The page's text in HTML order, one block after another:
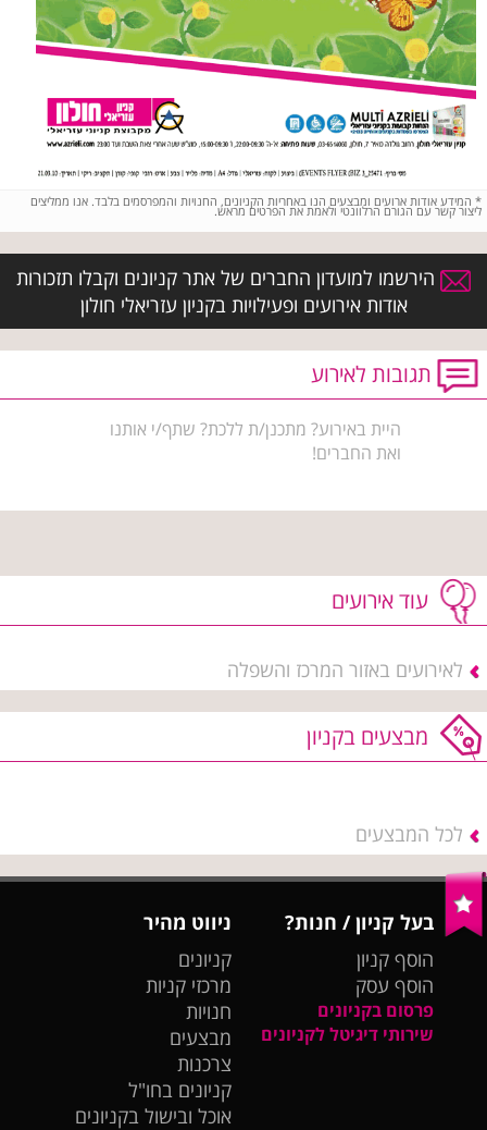
* המידע אודות ארועים ומבצעים הנו באחריות הקניונים, החנויות והמפרסמים בלבד. אנו ממליצים
ליצור קשר עם הגורם הרלוונטי ולאמת את הפרטים מראש.
הירשמו למועדון החברים של אתר קניונים וקבלו תזכורות
אודות אירועים ופעילויות בקניון עזריאלי חולון
תגובות לאירוע
היית באירוע? מתכנן/ת ללכת? שתף/י אותנו
ואת החברים!
עוד אירועים
לאירועים באזור המרכז והשפלה
מבצעים בקניון
לכל המבצעים
בעל קניון / חנות?
הוסף קניון
הוסף עסק
פרסום בקניונים
שירותי דיגיטל לקניונים
ניווט מהיר
קניונים
מרכזי קניות
חנויות
מבצעים
צרכנות
קניונים בחו"ל
אוכל ובישול בקניונים